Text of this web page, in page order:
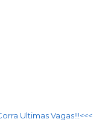
Ultimas Vagas!!!<<<